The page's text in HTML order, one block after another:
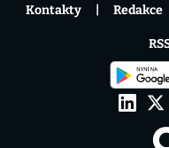
Kontakty Redakce